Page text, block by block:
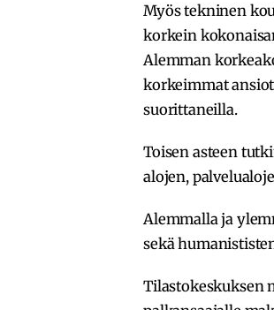
Myös tekninen
korkein
Alemman
korkeimmat
suorittaneilla.
Toisen asteen
alojen,
Alemmalla ja
sekä
Tilastokeskuksen